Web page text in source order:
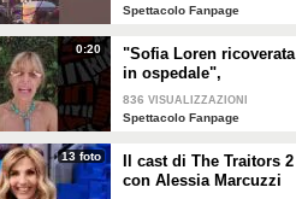
Spettacolo Fanpage
0:20
"Sofia Loren ricoverata
in ospedale",
Alessandra Mussolini
smentisce: "È serena e
836 VISUALIZZAZIONI
Spettacolo Fanpage
13 foto
Il cast di The Traitors 2
con Alessia Marcuzzi